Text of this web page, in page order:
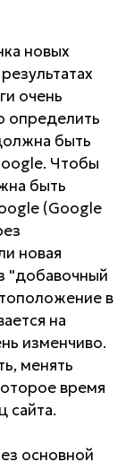
новых
очень
определить
быть
Чтобы
быть
(Google
новая
"добавочный
в
на
изменчиво.
менять
время
сайта.
основной